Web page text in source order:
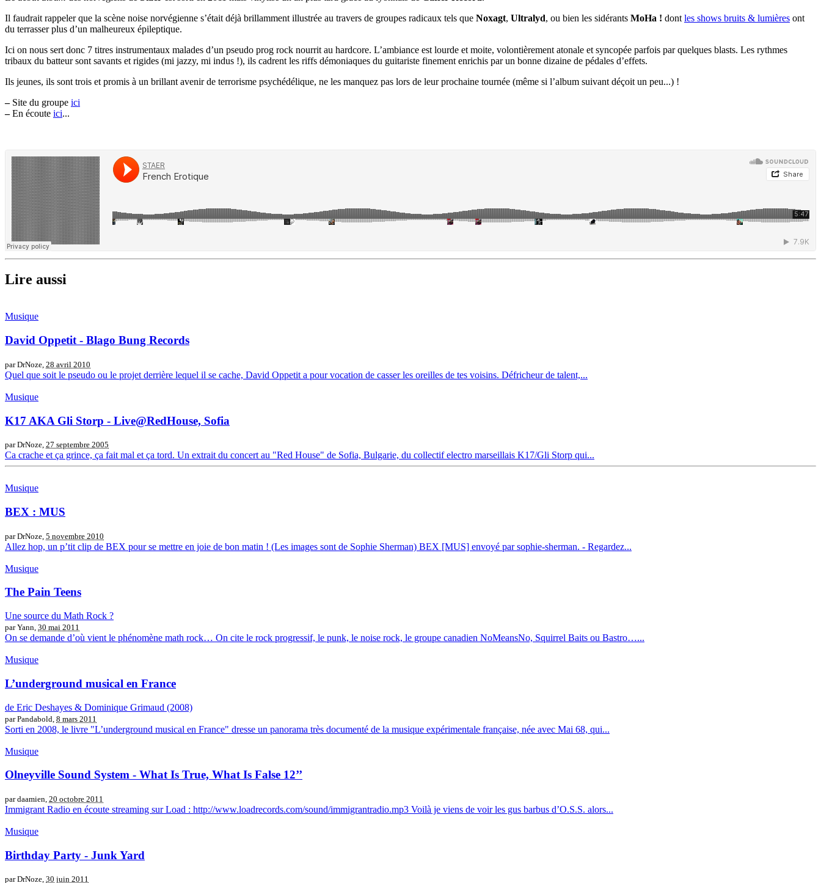
Il faudrait rappeler que la scène noise norvégienne s’était déjà brillamment illustrée au travers de groupes radicaux tels que Noxagt, Ultralyd, ou bien les sidérants MoHa ! dont les shows bruits & lumières ont
du terrasser plus d’un malheureux épileptique.
Ici on nous sert donc 7 titres instrumentaux malades d’un pseudo prog rock nourrit au hardcore. L’ambiance est lourde et moite, volontièrement atonale et syncopée parfois par quelques blasts. Les rythmes
tribaux du batteur sont savants et rigides (mi jazzy, mi indus !), ils cadrent les riffs démoniaques du guitariste finement enrichis par un bonne dizaine de pédales d’effets.
Ils jeunes, ils sont trois et promis à un brillant avenir de terrorisme psychédélique, ne les manquez pas lors de leur prochaine tournée (même si l’album suivant déçoit un peu...) !
–Site du groupe ici
–En écoute ici...
Lire aussi
Musique
David Oppetit - Blago Bung Records
par DrNoze, 28 avril 2010
Quel que soit le pseudo ou le projet derrière lequel il se cache, David Oppetit a pour vocation de casser les oreilles de tes voisins. Défricheur de talent,...
Musique
K17 AKA Gli Storp - Live@RedHouse, Sofia
par DrNoze, 27 septembre 2005
Ca crache et ça grince, ça fait mal et ça tord. Un extrait du concert au "Red House" de Sofia, Bulgarie, du collectif electro marseillais K17/Gli Storp qui...
Musique
BEX : MUS
par DrNoze, 5 novembre 2010
Allez hop, un p’tit clip de BEX pour se mettre en joie de bon matin ! (Les images sont de Sophie Sherman) BEX [MUS] envoyé par sophie-sherman. - Regardez...
Musique
The Pain Teens
Une source du Math Rock ?
par Yann, 30 mai 2011
On se demande d’où vient le phénomène math rock… On cite le rock progressif, le punk, le noise rock, le groupe canadien NoMeansNo, Squirrel Baits ou Bastro…...
Musique
L’underground musical en France
de Eric Deshayes & Dominique Grimaud (2008)
par Pandabold, 8 mars 2011
Sorti en 2008, le livre "L’underground musical en France" dresse un panorama très documenté de la musique expérimentale française, née avec Mai 68, qui...
Musique
Olneyville Sound System - What Is True, What Is False 12’’
par daamien, 20 octobre 2011
Immigrant Radio en écoute streaming sur Load : http://www.loadrecords.com/sound/immigrantradio.mp3 Voilà je viens de voir les gus barbus d’O.S.S. alors...
Musique
Birthday Party - Junk Yard
par DrNoze, 30 juin 2011